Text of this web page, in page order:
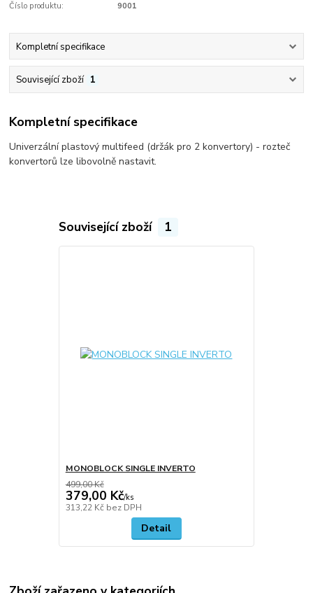
Číslo produktu: 9001
Kompletní specifikace
Související zboží 1
Kompletní specifikace
Univerzální plastový multifeed (držák pro 2 konvertory) - rozteč
konvertorů lze libovolně nastavit.
Související zboží 1
MONOBLOCK SINGLE INVERTO
499,00 Kč
379,00 Kč/ks
313,22 Kč bez DPH
Detail